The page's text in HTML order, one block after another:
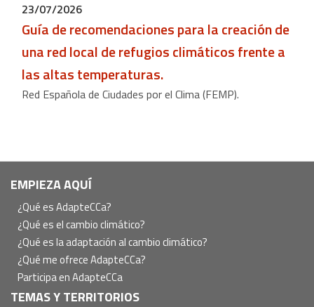
23/07/2026
Guía de recomendaciones para la creación de
una red local de refugios climáticos frente a
las altas temperaturas.
Red Española de Ciudades por el Clima (FEMP).
Navegación
principal
EMPIEZA AQUÍ
¿Qué es AdapteCCa?
¿Qué es el cambio climático?
¿Qué es la adaptación al cambio climático?
¿Qué me ofrece AdapteCCa?
Participa en AdapteCCa
TEMAS Y TERRITORIOS